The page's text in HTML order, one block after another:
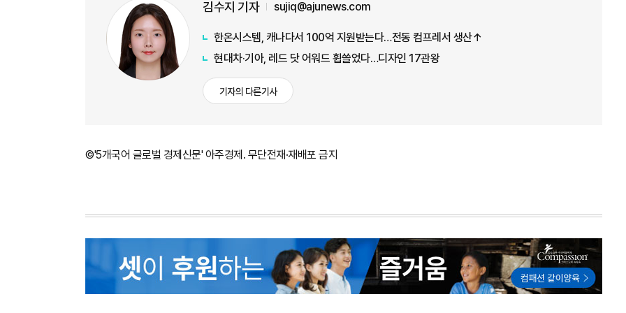
김수지 기자 sujiq@ajunews.com
한온시스템, 캐나다서 100억 지원받는다…전동 컴프레서 생산↑
현대차·기아, 레드 닷 어워드 휩쓸었다…디자인 17관왕
기자의 다른기사
©'5개국어 글로벌 경제신문' 아주경제. 무단전재·재배포 금지